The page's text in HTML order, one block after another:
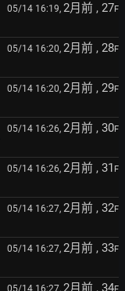
05/14 16:19, 2月前 , 27F
05/14 16:20, 2月前 , 28F
05/14 16:20, 2月前 , 29F
05/14 16:26, 2月前 , 30F
05/14 16:26, 2月前 , 31 F
05/14 16:27, 2月前 , 32F
05/14 16:27, 2月前 , 33F
05/14 16:27, 2月前 , 34